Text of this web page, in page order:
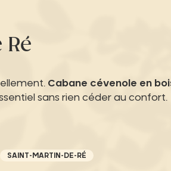
Ré
Cabane cévenole en
sans rien céder au confort.
SAINT-MARTIN-DE-RÉ